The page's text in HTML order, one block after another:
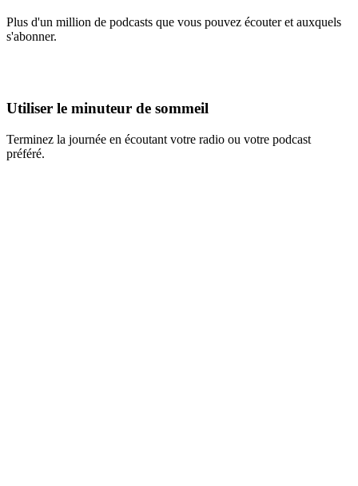
Plus d'un million de podcasts que vous pouvez écouter et auxquels
s'abonner.
Utiliser le minuteur de sommeil
Terminez la journée en écoutant votre radio ou votre podcast
préféré.